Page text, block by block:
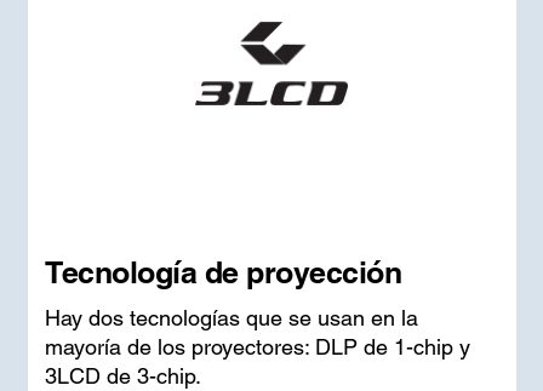
Tecnología de proyección
Hay dos tecnologías que se usan en la
mayoría de los proyectores: DLP de 1-chip y
3LCD de 3-chip.